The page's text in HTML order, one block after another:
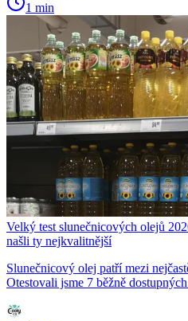
1 min
Velký test slunečnicových olejů
našli ty nejkvalitnější
Slunečnicový olej patří mezi
Otestovali jsme 7 běžně